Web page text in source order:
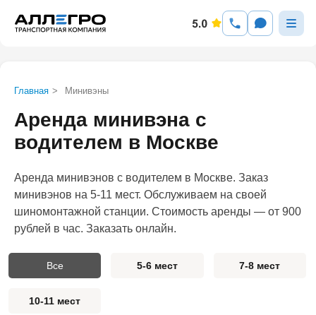
Главная > Минивэны
Аренда минивэна с
водителем в Москве
Аренда минивэнов с водителем в Москве. Заказ
минивэнов на 5-11 мест. Обслуживаем на своей
шиномонтажной станции. Стоимость аренды — от 900
рублей в час. Заказать онлайн.
Все 5-6 мест 7-8 мест
10-11 мест